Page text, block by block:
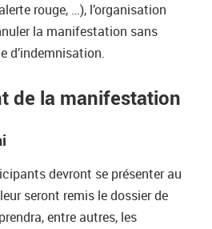
rouge, …), l’organisation
la manifestation sans
d’indemnisation.
de la manifestation
devront se présenter au
seront remis le dossier de
entre autres, les